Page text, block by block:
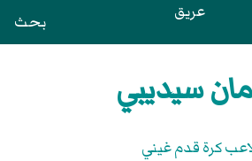
عريق بحث
سيديبي
كرة قدم غيني